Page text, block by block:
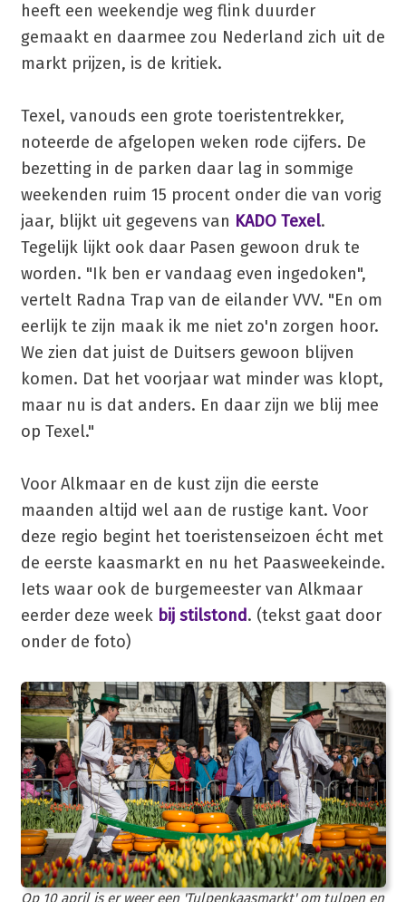
heeft een weekendje weg flink duurder
gemaakt en daarmee zou Nederland zich uit de
markt prijzen, is de kritiek.
Texel, vanouds een grote toeristentrekker,
noteerde de afgelopen weken rode cijfers. De
bezetting in de parken daar lag in sommige
weekenden ruim 15 procent onder die van vorig
jaar, blijkt uit gegevens van KADO Texel.
Tegelijk lijkt ook daar Pasen gewoon druk te
worden. "Ik ben er vandaag even ingedoken",
vertelt Radna Trap van de eilander VVV. "En om
eerlijk te zijn maak ik me niet zo'n zorgen hoor.
We zien dat juist de Duitsers gewoon blijven
komen. Dat het voorjaar wat minder was klopt,
maar nu is dat anders. En daar zijn we blij mee
op Texel."
Voor Alkmaar en de kust zijn die eerste
maanden altijd wel aan de rustige kant. Voor
deze regio begint het toeristenseizoen écht met
de eerste kaasmarkt en nu het Paasweekeinde.
Iets waar ook de burgemeester van Alkmaar
eerder deze week bij stilstond. (tekst gaat door
onder de foto)
Op 10 april is er weer een 'Tulpenkaasmarkt' om tulpen en